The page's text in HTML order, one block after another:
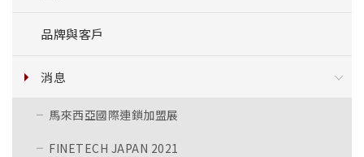
品牌與客戶
消息
馬來西亞國際連鎖加盟展
FINETECH JAPAN 2021